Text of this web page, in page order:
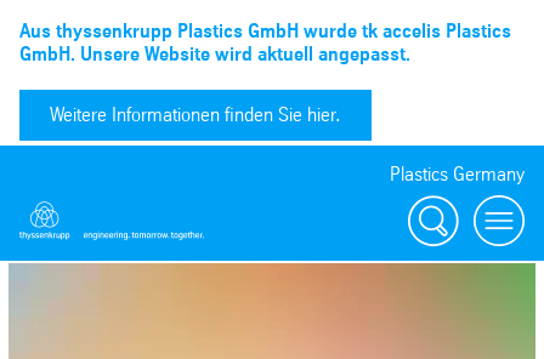
Aus thyssenkrupp Plastics GmbH wurde tk accelis Plastics
GmbH. Unsere Website wird aktuell angepasst.
Weitere Informationen finden Sie hier.
Plastics Germany
Suchen menu